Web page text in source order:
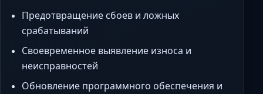
Предотвращение сбоев и ложных
срабатываний
Своевременное выявление износа и
неисправностей
Обновление программного обеспечения и